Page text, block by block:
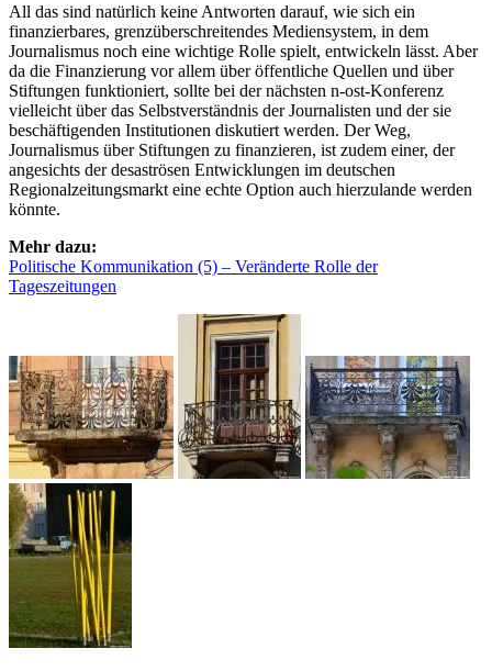
All das sind natürlich keine Antworten darauf, wie sich ein
finanzierbares, grenzüberschreitendes Mediensystem, in dem
Journalismus noch eine wichtige Rolle spielt, entwickeln lässt. Aber
da die Finanzierung vor allem über öffentliche Quellen und über
Stiftungen funktioniert, sollte bei der nächsten n-ost-Konferenz
vielleicht über das Selbstverständnis der Journalisten und der sie
beschäftigenden Institutionen diskutiert werden. Der Weg,
Journalismus über Stiftungen zu finanzieren, ist zudem einer, der
angesichts der desaströsen Entwicklungen im deutschen
Regionalzeitungsmarkt eine echte Option auch hierzulande werden
könnte.
Mehr dazu:
Politische Kommunikation (5) – Veränderte Rolle der
Tageszeitungen